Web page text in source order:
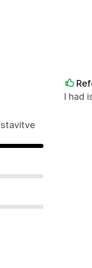
I had